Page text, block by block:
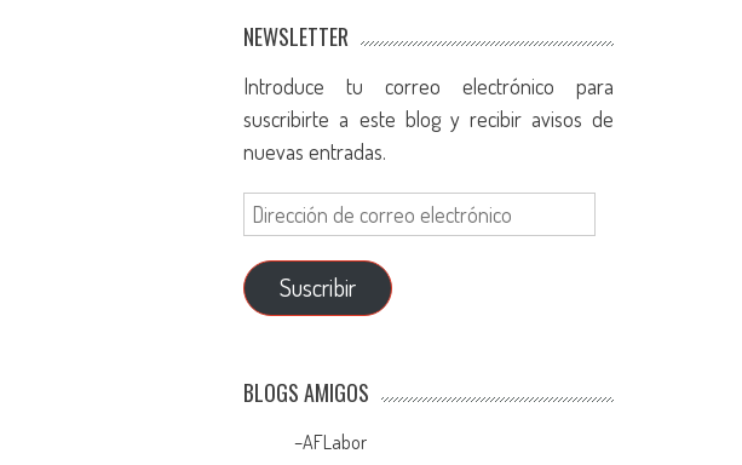
NEWSLETTER
Introduce tu correo electrónico para
suscribirte a este blog y recibir avisos de
nuevas entradas.
Suscribir
BLOGS AMIGOS
–AFLabor